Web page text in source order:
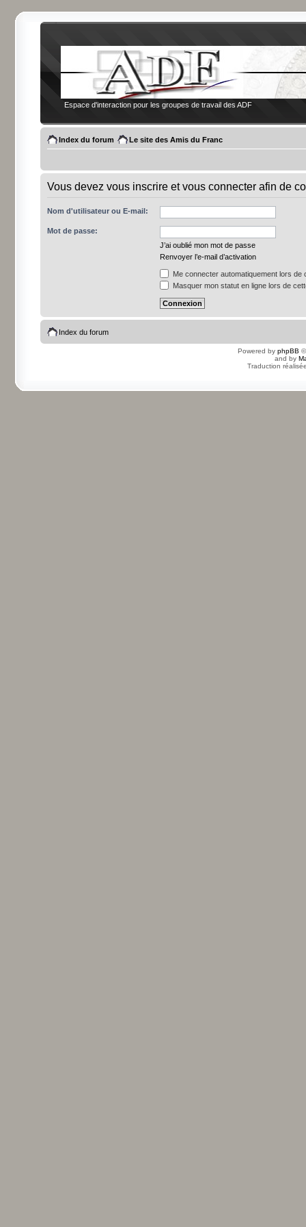
Espace d'interaction pour les groupes de travail des ADF
Index du forum Le site des Amis du Franc
Vous devez vous inscrire et vous connecter afin de
Nom d'utilisateur ou E-mail:
Mot de passe:
J’ai oublié mon mot de passe
Renvoyer l’e-mail d’activation
Me connecter automatiquement lors de
Masquer mon statut en ligne lors de
Index du forum
Powered by phpBB
and by
Traduction